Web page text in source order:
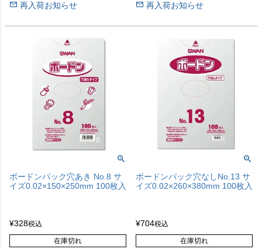
再入荷お知らせ
再入荷お知らせ
ボードンパック穴あき No.8 サ
イズ0.02×150×250mm 100枚入
¥328税込
在庫切れ
ボードンパック穴なしNo.13 サ
イズ0.02×260×380mm 100枚入
¥704税込
在庫切れ